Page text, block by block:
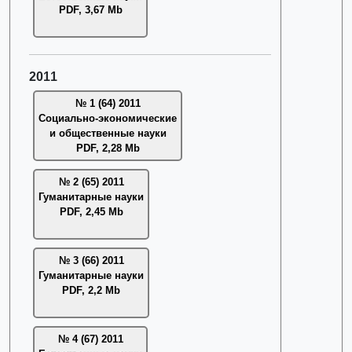
PDF, 3,67 Mb
2011
№ 1 (64) 2011
Социально-экономические
и общественные науки
PDF, 2,28 Mb
№ 2 (65) 2011
Гуманитарные науки
PDF, 2,45 Mb
№ 3 (66) 2011
Гуманитарные науки
PDF, 2,2 Mb
№ 4 (67) 2011